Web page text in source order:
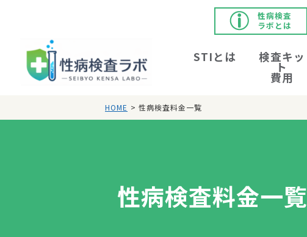
性病検査
ラボとは
STIとは 検査キッ
ト
費用
HOME > 性病検査料金一覧
性病検査料金一覧